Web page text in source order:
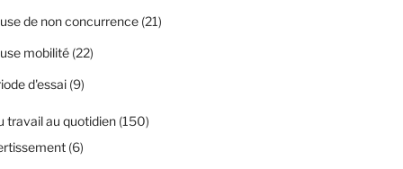
de non concurrence(21)
mobilité(22)
d'essai(9)
travail au quotidien(150)
(6)